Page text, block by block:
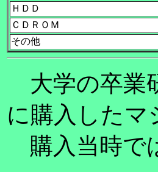
ＨＤＤ
ＣＤＲＯＭ
その他
大学の卒業
に購入したマ
購入当時で